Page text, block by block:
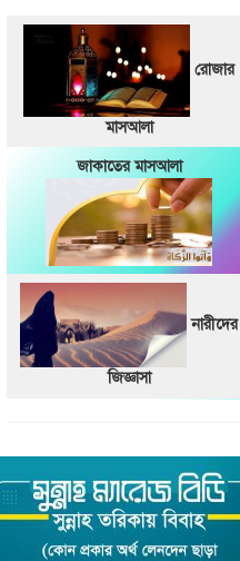
রোজার
মাসআলা
জাকাতের মাসআলা
নারীদের
জিজ্ঞাসা